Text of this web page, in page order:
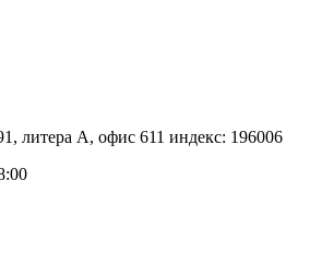
литера А, офис 611 индекс: 196006